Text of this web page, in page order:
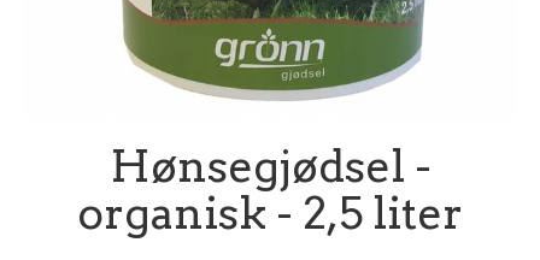
Hønsegjødsel -
organisk - 2,5 liter